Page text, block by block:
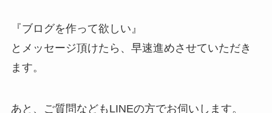
『ブログを作って欲しい』
とメッセージ頂けたら、早速進めさせていただき
ます。
あと、ご質問などもLINEの方でお伺いします。